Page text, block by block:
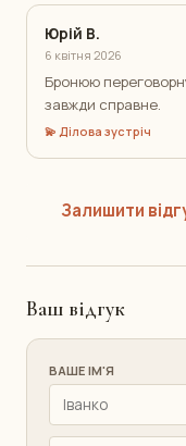
Юрій В.
6 квітня 2026
Бронюю
завжди справне.
💫 Ділова зустріч
Залишити
Ваш відгук
ВАШЕ ІМ'Я